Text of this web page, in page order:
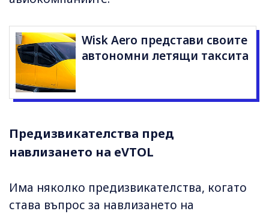
Wisk Aero представи своите
автономни летящи таксита
Предизвикателства пред
навлизането на eVTOL
Има няколко предизвикателства, когато
става въпрос за навлизането на